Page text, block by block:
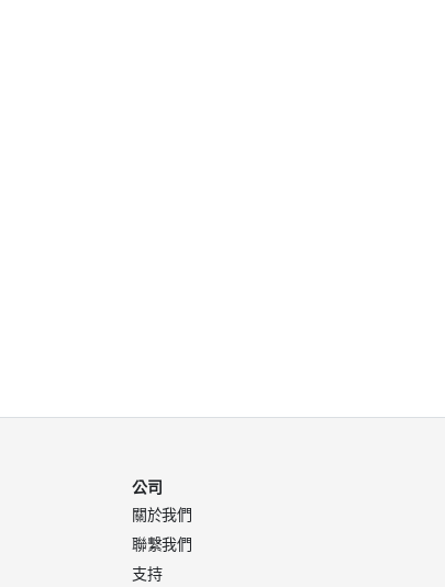
公司
關於我們
聯繫我們
支持